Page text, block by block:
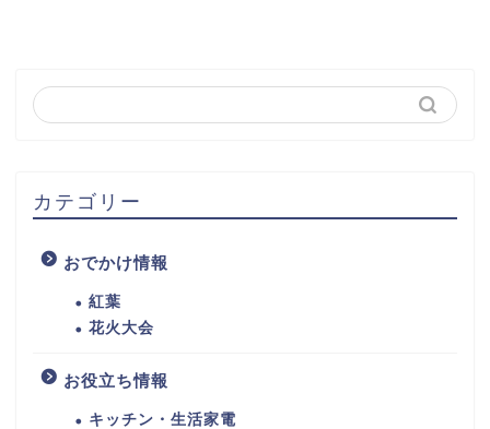
カテゴリー
おでかけ情報
紅葉
花火大会
お役立ち情報
キッチン・生活家電